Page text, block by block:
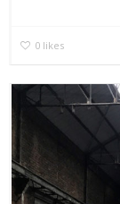
0 likes